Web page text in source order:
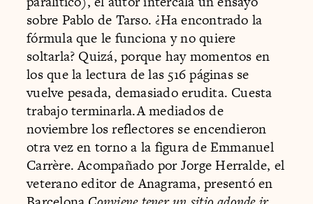
sobre Pablo de Tarso. ¿Ha encontrado la
fórmula que le funciona y no quiere
soltarla? Quizá, porque hay momentos en
los que la lectura de las 516 páginas se
vuelve pesada, demasiado erudita. Cuesta
trabajo terminarla.A mediados de
noviembre los reflectores se encendieron
otra vez en torno a la figura de Emmanuel
Carrère. Acompañado por Jorge Herralde, el
veterano editor de Anagrama, presentó en